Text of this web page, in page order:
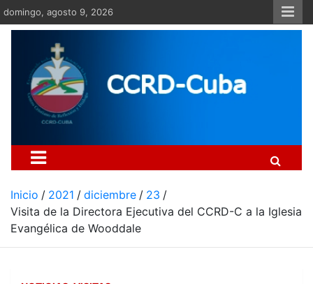
Saltar
al
domingo, agosto 9, 2026
Inicio 2021 diciembre
23
Visita de la Directora Ejecutiva del CCRD-C a la Iglesia
Evangélica de Wooddale